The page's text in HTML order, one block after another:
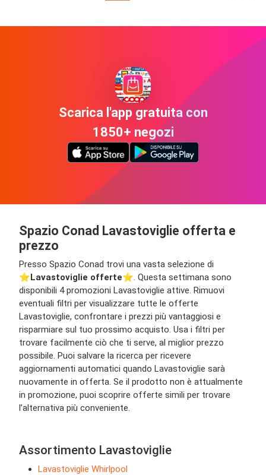
Scarica l'app gratuita con
1850+ negozi
Spazio Conad Lavastoviglie offerta e
prezzo
Presso Spazio Conad trovi una vasta selezione di
⭐️Lavastoviglie offerte⭐️. Questa settimana sono
disponibili 4 promozioni Lavastoviglie attive. Rimuovi
eventuali filtri per visualizzare tutte le offerte
Lavastoviglie, confrontare i prezzi più vantaggiosi e
risparmiare sul tuo prossimo acquisto. Usa i filtri per
trovare facilmente ciò che ti serve, al miglior prezzo
possibile. Puoi salvare la ricerca per ricevere
aggiornamenti automatici quando Lavastoviglie sarà
nuovamente in offerta. Se il prodotto non è attualmente
in promozione, puoi scoprire offerte simili per trovare
l’alternativa più conveniente.
Assortimento Lavastoviglie
Lavastoviglie Whirlpool